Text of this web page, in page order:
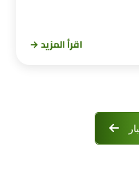
اقرأ المزيد →